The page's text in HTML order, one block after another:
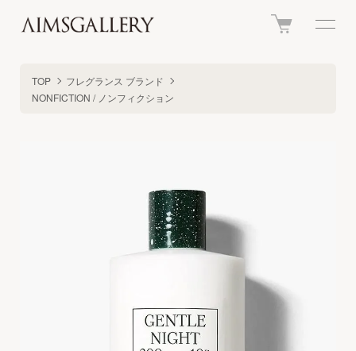
TOP
フレグランス ブランド
NONFICTION / ノンフィクション